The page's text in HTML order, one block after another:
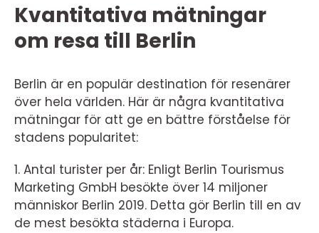
Kvantitativa mätningar
om resa till Berlin
Berlin är en populär destination för resenärer
över hela världen. Här är några kvantitativa
mätningar för att ge en bättre förståelse för
stadens popularitet:
1. Antal turister per år: Enligt Berlin Tourismus
Marketing GmbH besökte över 14 miljoner
människor Berlin 2019. Detta gör Berlin till en av
de mest besökta städerna i Europa.